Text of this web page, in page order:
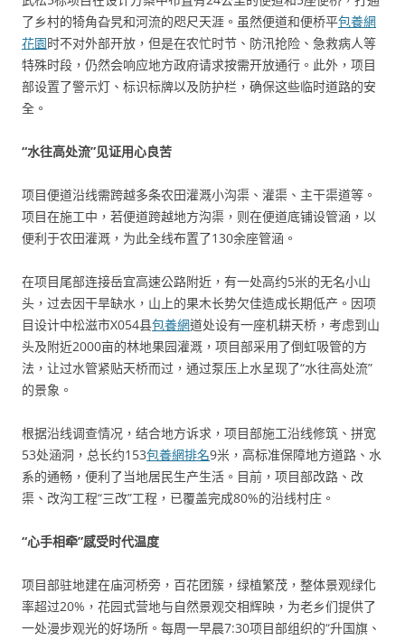
了乡村的犄角旮旯和河流的咫尺天涯。虽然便道和便桥平包養網
花園时不对外部开放，但是在农忙时节、防汛抢险、急救病人等
特殊时段，仍然会响应地方政府请求按需开放通行。此外，项目
部设置了警示灯、标识标牌以及防护栏，确保这些临时道路的安
全。
“水往高处流”见证用心良苦
项目便道沿线需跨越多条农田灌溉小沟渠、灌渠、主干渠道等。
项目在施工中，若便道跨越地方沟渠，则在便道底铺设管涵，以
便利于农田灌溉，为此全线布置了130余座管涵。
在项目尾部连接岳宜高速公路附近，有一处高约5米的无名小山
头，过去因干旱缺水，山上的果木长势欠佳造成长期低产。因项
目设计中松滋市X054县包養網道处设有一座机耕天桥，考虑到山
头及附近2000亩的林地果园灌溉，项目部采用了倒虹吸管的方
法，让过水管紧贴天桥而过，通过泵压上水呈现了“水往高处流”
的景象。
根据沿线调查情况，结合地方诉求，项目部施工沿线修筑、拼宽
53处涵洞，总长约153包養網排名9米，高标准保障地方道路、水
系的通畅，便利了当地居民生产生活。目前，项目部改路、改
渠、改沟工程“三改”工程，已覆盖完成80%的沿线村庄。
“心手相牵”感受时代温度
项目部驻地建在庙河桥旁，百花团簇，绿植繁茂，整体景观绿化
率超过20%，花园式营地与自然景观交相辉映，为老乡们提供了
一处漫步观光的好场所。每周一早晨7:30项目部组织的“升国旗、